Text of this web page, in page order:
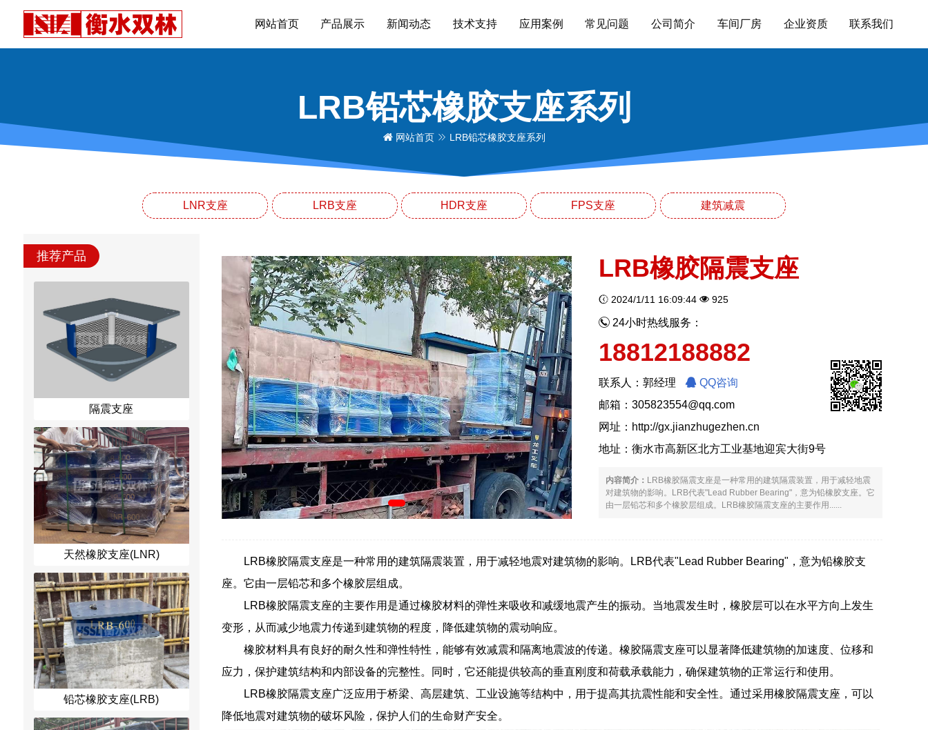
网站首页 产品展示 新闻动态 技术支持 应用案例 常见问题 公司简介 车间厂房 企业资质 联系我们
LRB铅芯橡胶支座系列
网站首页 LRB铅芯橡胶支座系列
LNR支座 LRB支座 HDR支座 FPS支座 建筑减震
推荐产品
隔震支座
天然橡胶支座(LNR)
铅芯橡胶支座(LRB)
LRB橡胶隔震支座
2024/1/11 16:09:44 925
24小时热线服务：
18812188882
联系人：郭经理
QQ咨询
邮箱：305823554@qq.com
网址： http://gx.jianzhugezhen.cn
地址：衡水市高新区北方工业基地迎宾大街9号
内容简介： LRB橡胶隔震支座是一种常用的建筑隔震装置，用于减轻地震
对建筑物的影响。LRB代表"Lead Rubber Bearing"，意为铅橡胶支座。它
由一层铅芯和多个橡胶层组成。LRB橡胶隔震支座的主要作用......
LRB橡胶隔震支座是一种常用的建筑隔震装置，用于减轻地震对建筑物的影响。LRB代表"Lead Rubber Bearing"，意为铅橡胶支
座。它由一层铅芯和多个橡胶层组成。
LRB橡胶隔震支座的主要作用是通过橡胶材料的弹性来吸收和减缓地震产生的振动。当地震发生时，橡胶层可以在水平方向上发生
变形，从而减少地震力传递到建筑物的程度，降低建筑物的震动响应。
橡胶材料具有良好的耐久性和弹性特性，能够有效减震和隔离地震波的传递。橡胶隔震支座可以显著降低建筑物的加速度、位移和
应力，保护建筑结构和内部设备的完整性。同时，它还能提供较高的垂直刚度和荷载承载能力，确保建筑物的正常运行和使用。
LRB橡胶隔震支座广泛应用于桥梁、高层建筑、工业设施等结构中，用于提高其抗震性能和安全性。通过采用橡胶隔震支座，可以
降低地震对建筑物的破坏风险，保护人们的生命财产安全。